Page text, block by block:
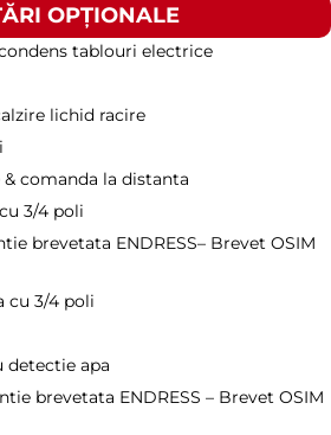
OPȚIONALE
tablouri electrice
lichid racire
comanda la distanta
3/4 poli
brevetata ENDRESS– Brevet OSIM
cu 3/4 poli
apa
brevetata ENDRESS – Brevet OSIM